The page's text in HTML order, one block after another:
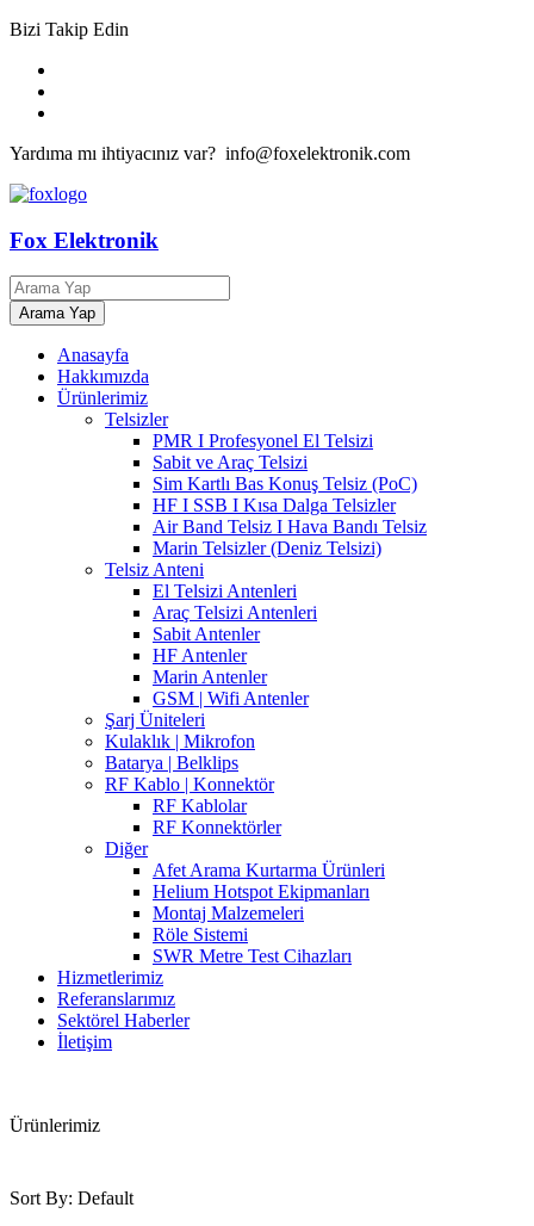
Bizi Takip Edin
Yardıma mı ihtiyacınız var? info@foxelektronik.com
Fox Elektronik
Anasayfa
Hakkımızda
Ürünlerimiz
Telsizler
PMR I Profesyonel El Telsizi
Sabit ve Araç Telsizi
Sim Kartlı Bas Konuş Telsiz (PoC)
HF I SSB I Kısa Dalga Telsizler
Air Band Telsiz I Hava Bandı Telsiz
Marin Telsizler (Deniz Telsizi)
Telsiz Anteni
El Telsizi Antenleri
Araç Telsizi Antenleri
Sabit Antenler
HF Antenler
Marin Antenler
GSM | Wifi Antenler
Şarj Üniteleri
Kulaklık | Mikrofon
Batarya | Belklips
RF Kablo | Konnektör
RF Kablolar
RF Konnektörler
Diğer
Afet Arama Kurtarma Ürünleri
Helium Hotspot Ekipmanları
Montaj Malzemeleri
Röle Sistemi
SWR Metre Test Cihazları
Hizmetlerimiz
Referanslarımız
Sektörel Haberler
İletişim
Ürünlerimiz
Sort By: Default